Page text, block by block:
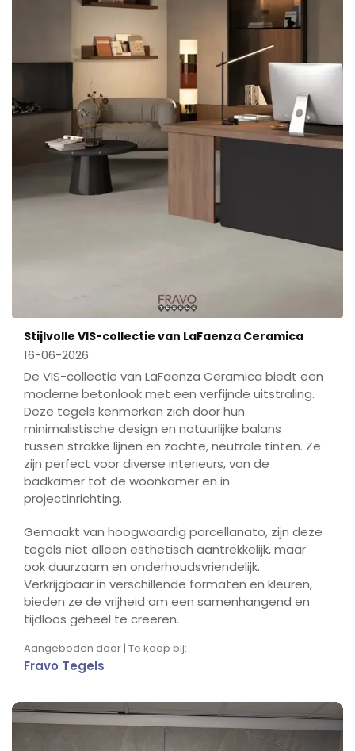
Stijlvolle VIS-collectie van LaFaenza Ceramica
16-06-2026
De VIS-collectie van LaFaenza Ceramica biedt een
moderne betonlook met een verfijnde uitstraling.
Deze tegels kenmerken zich door hun
minimalistische design en natuurlijke balans
tussen strakke lijnen en zachte, neutrale tinten. Ze
zijn perfect voor diverse interieurs, van de
badkamer tot de woonkamer en in
projectinrichting.
Gemaakt van hoogwaardig porcellanato, zijn deze
tegels niet alleen esthetisch aantrekkelijk, maar
ook duurzaam en onderhoudsvriendelijk.
Verkrijgbaar in verschillende formaten en kleuren,
bieden ze de vrijheid om een samenhangend en
tijdloos geheel te creëren.
Aangeboden door | Te koop bij:
Fravo Tegels